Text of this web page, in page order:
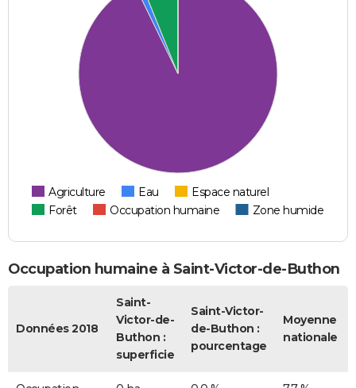
Agriculture Eau
Espace naturel
Forêt
Occupation humaine Zone humide
Occupation humaine à Saint-Victor-de-Buthon
Données 2018
Saint-
Victor-de-
Buthon :
superficie
Saint-Victor-
de-Buthon :
pourcentage
Moyenne
nationale